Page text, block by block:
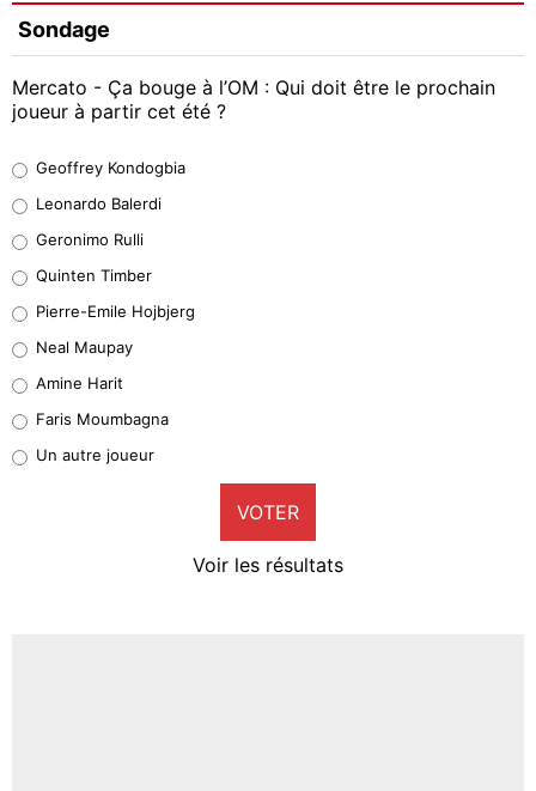
Sondage
Mercato - Ça bouge à l’OM : Qui doit être le prochain
joueur à partir cet été ?
38%
32%
5%
1%
9%
Geoffrey Kondogbia
Leonardo Balerdi
Geronimo Rulli
Quinten Timber
Pierre-Emile Hojbjerg
Neal Maupay
Amine Harit
Faris Moumbagna
Un autre joueur
VOTER
Voir les résultats